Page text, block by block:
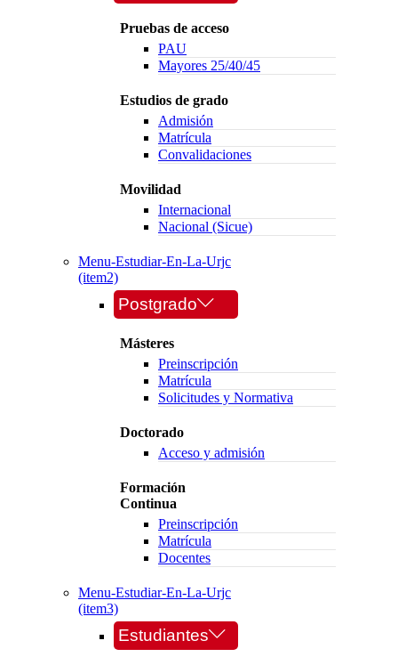
Pruebas de acceso
PAU
Mayores 25/40/45
Estudios de grado
Admisión
Matrícula
Convalidaciones
Movilidad
Internacional
Nacional (Sicue)
Menu-Estudiar-En-La-Urjc
(item2)
Postgrado
Másteres
Preinscripción
Matrícula
Solicitudes y Normativa
Doctorado
Acceso y admisión
Formación
Continua
Preinscripción
Matrícula
Docentes
Menu-Estudiar-En-La-Urjc
(item3)
Estudiantes